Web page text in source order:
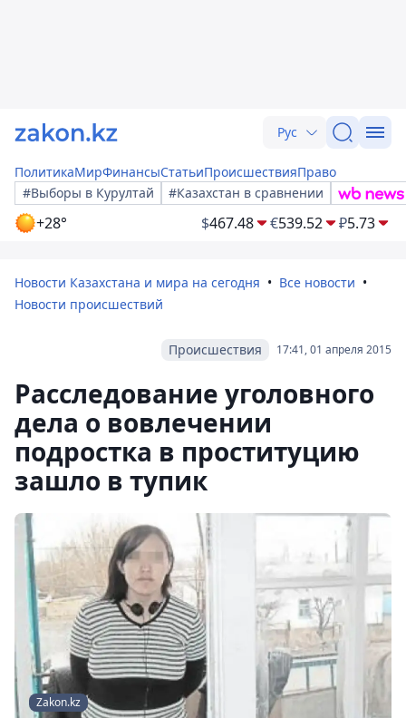
Рус
ПолитикаМирФинансыСтатьиПроисшествияПраво
#Выборы в Курултай
#Казахстан в сравнении
+28° $467.48 €539.52 ₽5.73
Новости Казахстана и мира на сегодня
Все новости
Новости происшествий
17:41, 01 апреля 2015
Происшествия
Расследование уголовного
дела о вовлечении
подростка в проституцию
зашло в тупик
Zakon.kz